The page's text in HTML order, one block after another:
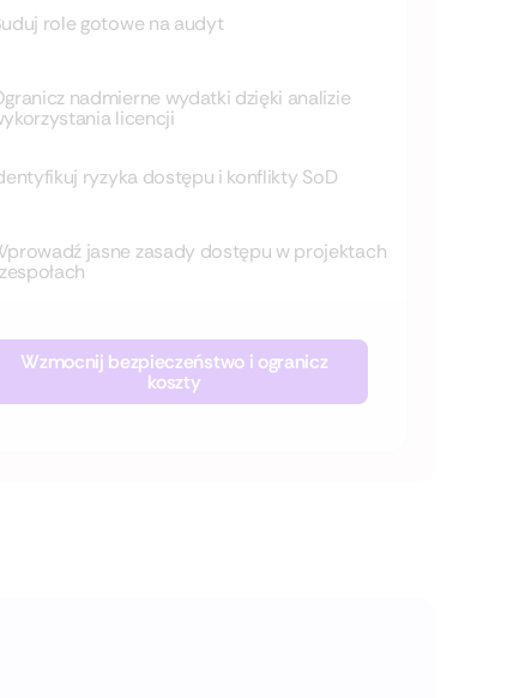
role gotowe na audyt
nadmierne wydatki dzięki analizie
licencji
ryzyka dostępu i konflikty SoD
jasne zasady dostępu w projektach
Wzmocnij bezpieczeństwo i ogranicz
koszty